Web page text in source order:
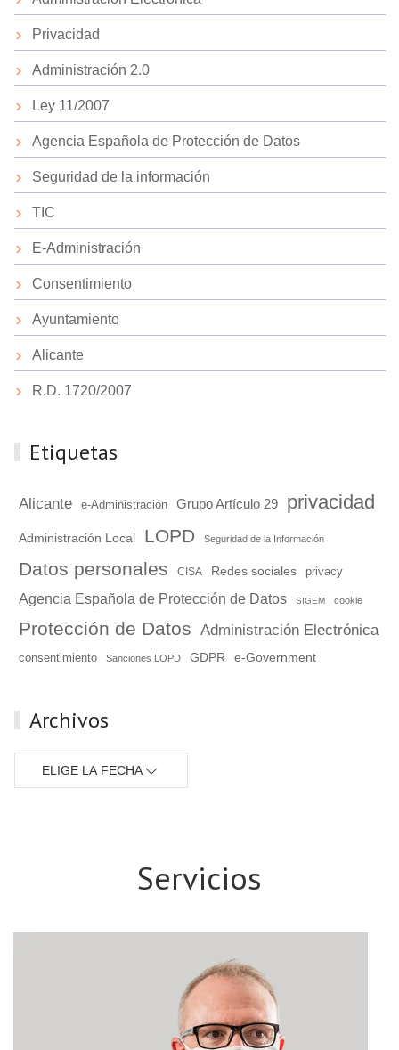
Privacidad
Administración 2.0
Ley 11/2007
Agencia Española de Protección de Datos
Seguridad de la información
TIC
E-Administración
Consentimiento
Ayuntamiento
Alicante
R.D. 1720/2007
Etiquetas
Alicante e-Administración Grupo Artículo 29 privacidad
Administración Local LOPD Seguridad de la Información
Datos personales CISA Redes sociales privacy
Agencia Española de Protección de Datos SIGEM cookie
Protección de Datos Administración Electrónica
consentimiento Sanciones LOPD GDPR e-Government
Archivos
ELIGE LA FECHA
Servicios